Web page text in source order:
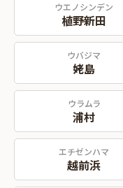
ウエノシンデン
植野新田
ウバジマ
姥島
ウラムラ
浦村
エチゼンハマ
越前浜